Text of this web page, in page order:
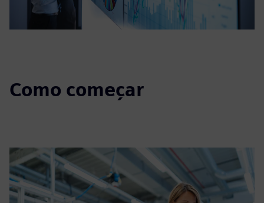
Como começar